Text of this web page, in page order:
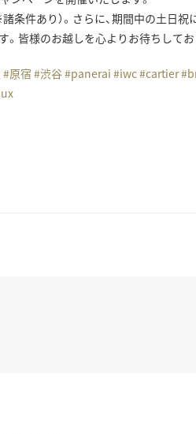
件あり）。さらに、期間中の土日祝
皆様のお越しを心よりお待ちしてお
#原宿 #渋谷#panerai #iwc#cartier#